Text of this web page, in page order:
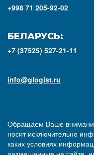
+998 71 205-92-02
БЕЛАРУСЬ:
+7 (37525) 527-21-11
info@glogist.ru
Обращаем Ваше
носит исключительно
каких условиях